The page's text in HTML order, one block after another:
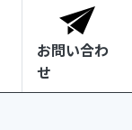
お問い合わ
せ